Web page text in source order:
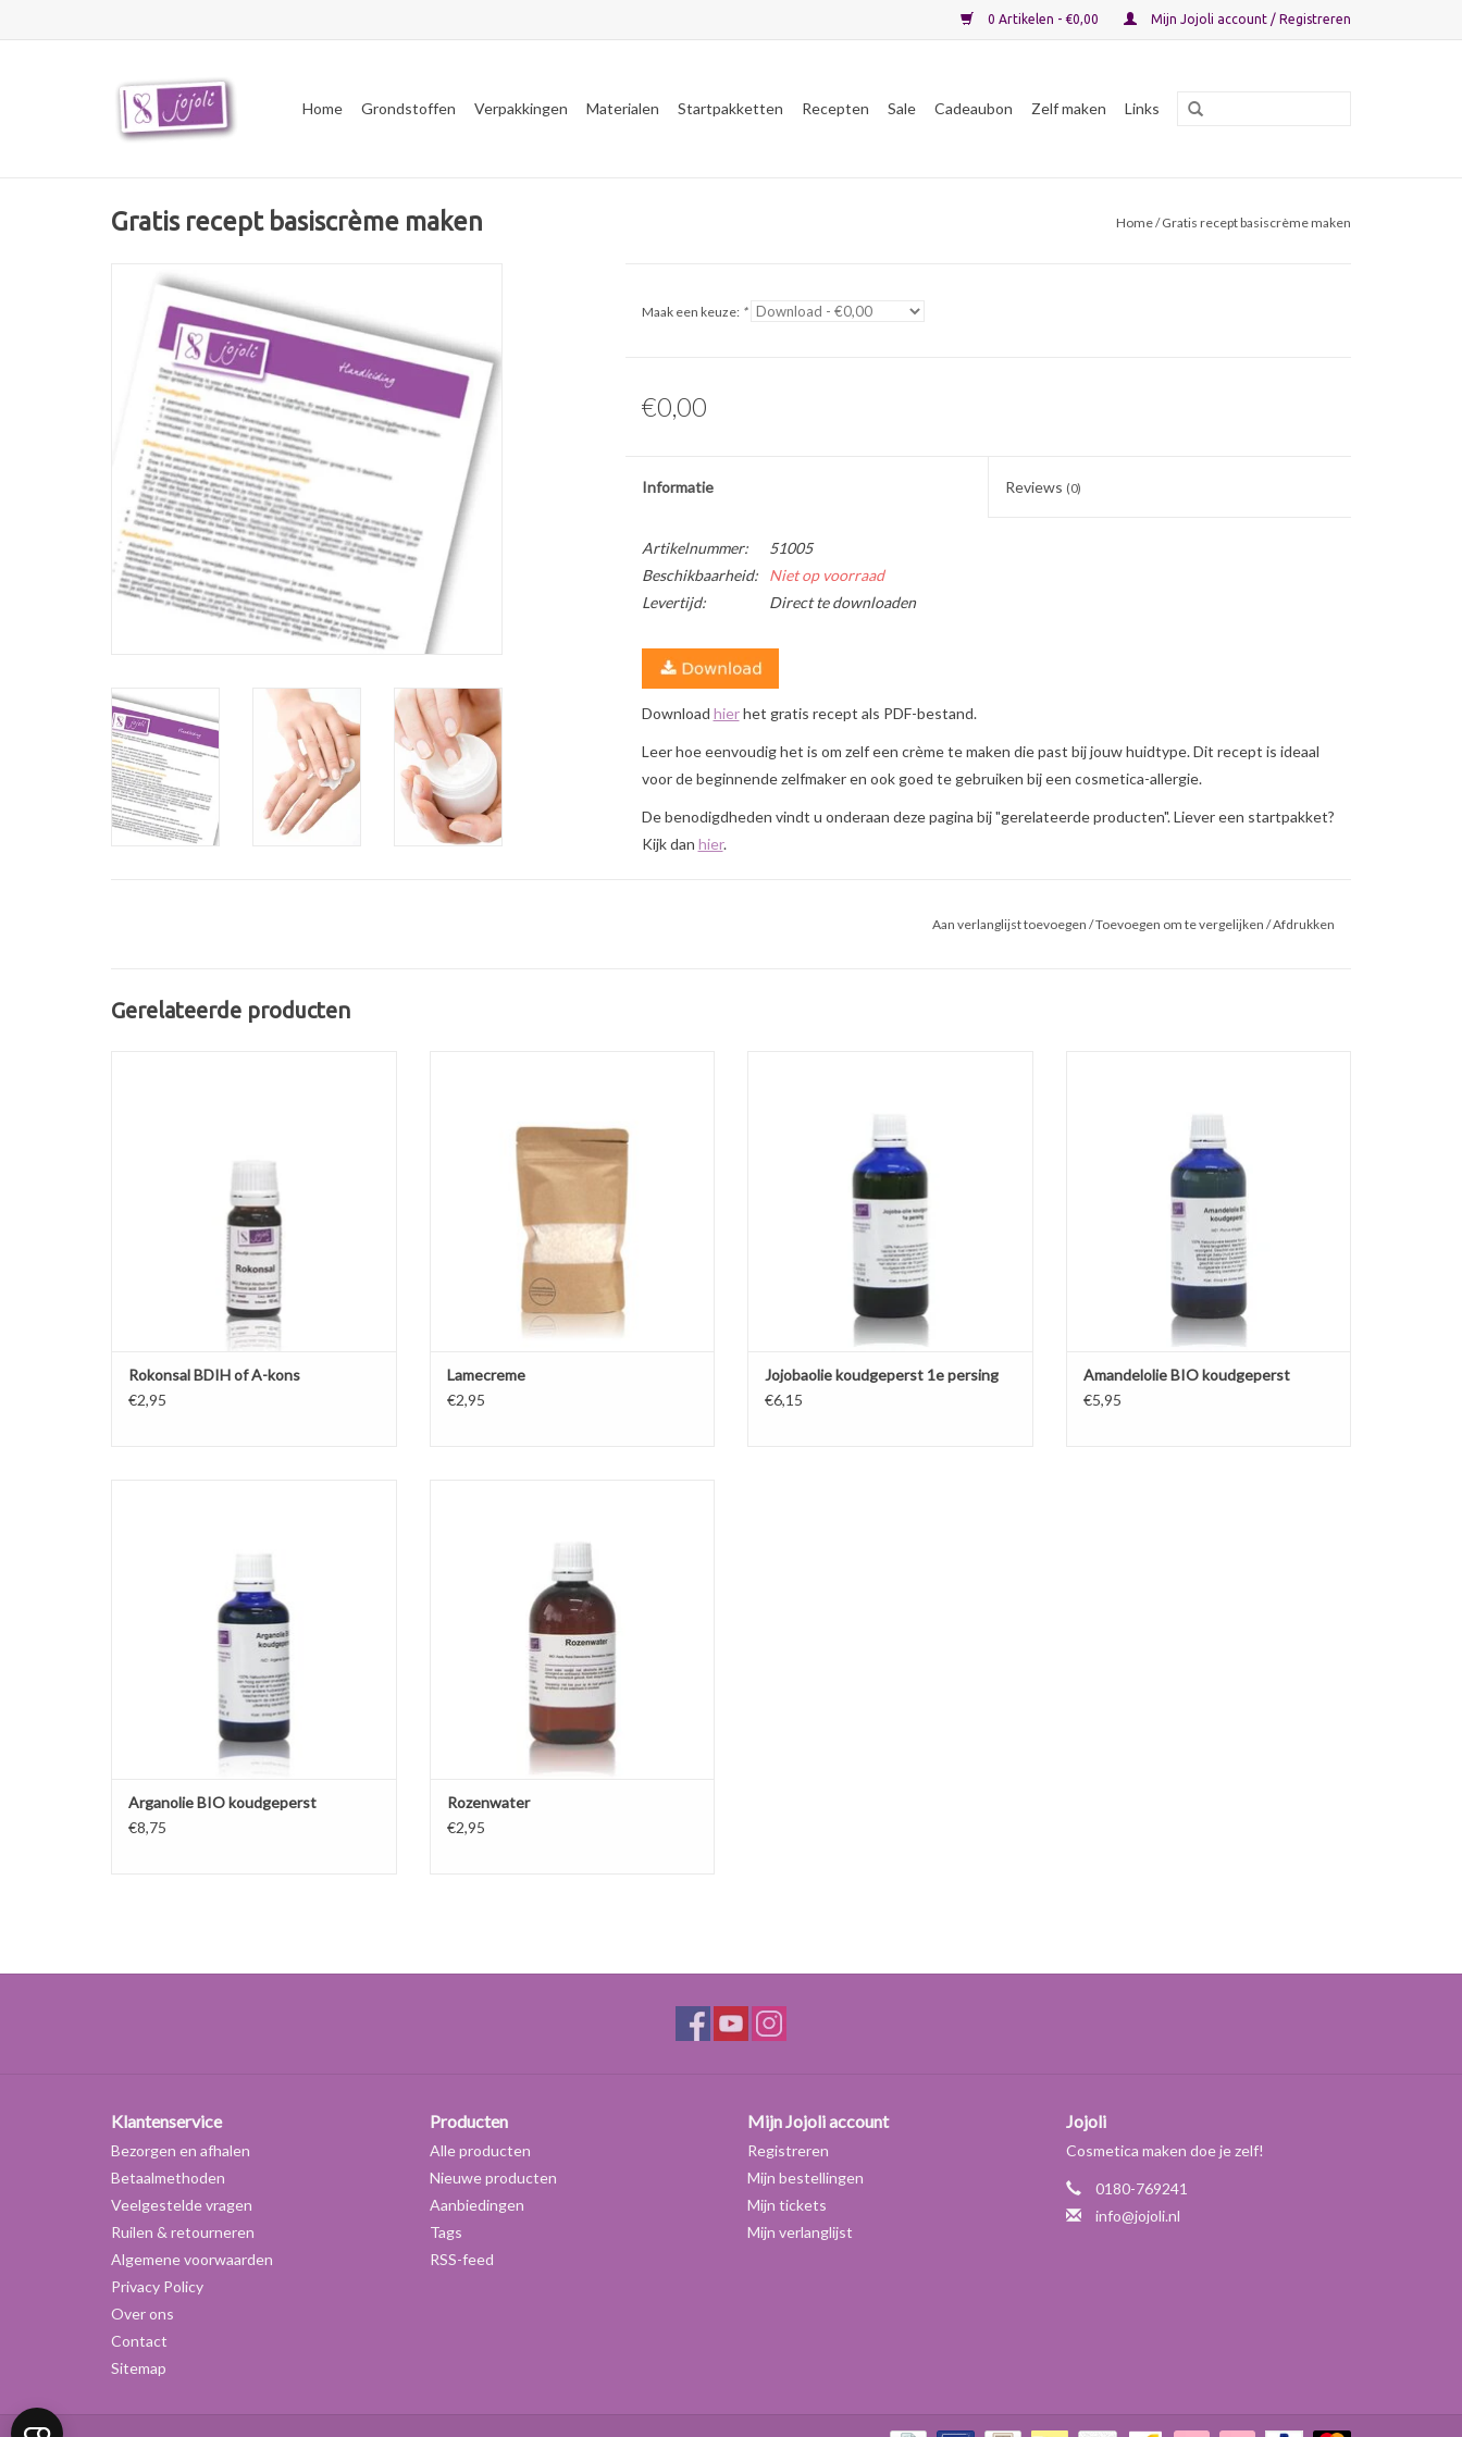
0 Artikelen - €0,00 Mijn Jojoli account / Registreren
Home Grondstoffen Verpakkingen Materialen Startpakketten Recepten Sale Cadeaubon Zelf maken Links
Gratis recept basiscrème maken Home/ Gratis recept basiscrème maken
Maak een keuze: *
€0,00
Informatie Reviews (0)
Artikelnummer:
51005
Beschikbaarheid:
Niet op voorraad
Levertijd:
Direct te downloaden
Download hierhet gratis recept als PDF-bestand.
Leer hoe eenvoudig het is om zelf een crème te maken die past bij jouw huidtype. Dit recept is ideaal
voor de beginnende zelfmaker en ook goed te gebruiken bij een cosmetica-allergie.
De benodigdheden vindt u onderaan deze pagina bij "gerelateerde producten". Liever een startpakket?
Kijk dan hier.
Aan verlanglijst toevoegen /Toevoegen om te vergelijken /Afdrukken
Gerelateerde producten
Rokonsal BDIH of A-kons
€2,95
TOEVOEGEN AAN WINKELWAGEN
Lamecreme
€2,95
TOEVOEGEN AAN WINKELWAGEN
Jojobaolie koudgeperst 1e persing
€6,15
olie en crèmes. Het maakt de huid soepel en
beschermt.
TOEVOEGEN AAN WINKELWAGEN
Amandelolie BIO koudgeperst
€5,95
cosmetica voor de probleemhuid.
TOEVOEGEN AAN WINKELWAGEN
Arganolie BIO koudgeperst
€8,75
TOEVOEGEN AAN WINKELWAGEN
Rozenwater
€2,95
Klantenservice
Bezorgen en afhalen
Betaalmethoden
Veelgestelde vragen
Ruilen & retourneren
Algemene voorwaarden
Privacy Policy
Over ons
Contact
Sitemap
Producten
Alle producten
Nieuwe producten
Aanbiedingen
Tags
RSS-feed
Mijn Jojoli account
Registreren
Mijn bestellingen
Mijn tickets
Mijn verlanglijst
Jojoli
Cosmetica maken doe je zelf!
0180-769241
info@jojoli.nl